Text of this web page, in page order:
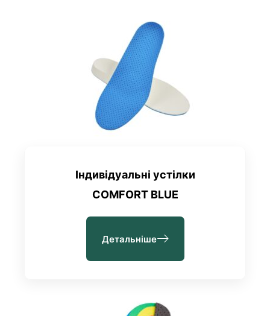
Індивідуальні устілки
COMFORT BLUE
Детальніше